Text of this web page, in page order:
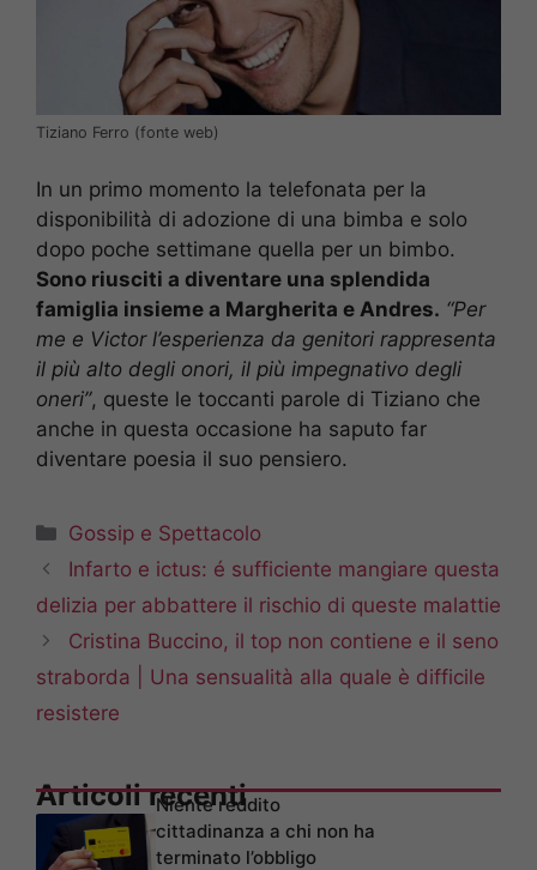
Tiziano Ferro (fonte web)
In un primo momento la telefonata per la
disponibilità di adozione di una bimba e solo
dopo poche settimane quella per un bimbo.
Sono riusciti a diventare una splendida
famiglia insieme a Margherita e Andres. “Per
me e Victor l’esperienza da genitori rappresenta
il più alto degli onori, il più impegnativo degli
oneri”, queste le toccanti parole di Tiziano che
anche in questa occasione ha saputo far
diventare poesia il suo pensiero.
Categorie
Gossip e Spettacolo
Infarto e ictus: é sufficiente mangiare questa
delizia per abbattere il rischio di queste malattie
Cristina Buccino, il top non contiene e il seno
straborda | Una sensualità alla quale è difficile
resistere
Articoli recenti
Niente reddito
cittadinanza a chi non ha
terminato l’obbligo